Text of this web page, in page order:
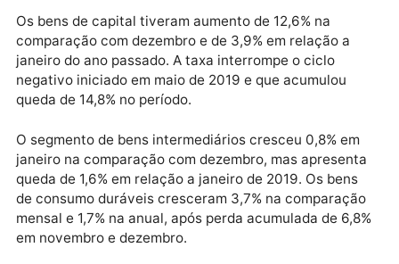
Segundo o IBGE, janeiro apresentou o avanço mais
intenso desde agosto de 2019, quando o
foi de 1%, com taxas positivas em três das quatro
Os bens de capital tiveram aumento de 12,6% na
comparação com dezembro e de 3,9% em relação a
janeiro do ano passado. A taxa interrompe o ciclo
negativo iniciado em maio de 2019 e que acumulou